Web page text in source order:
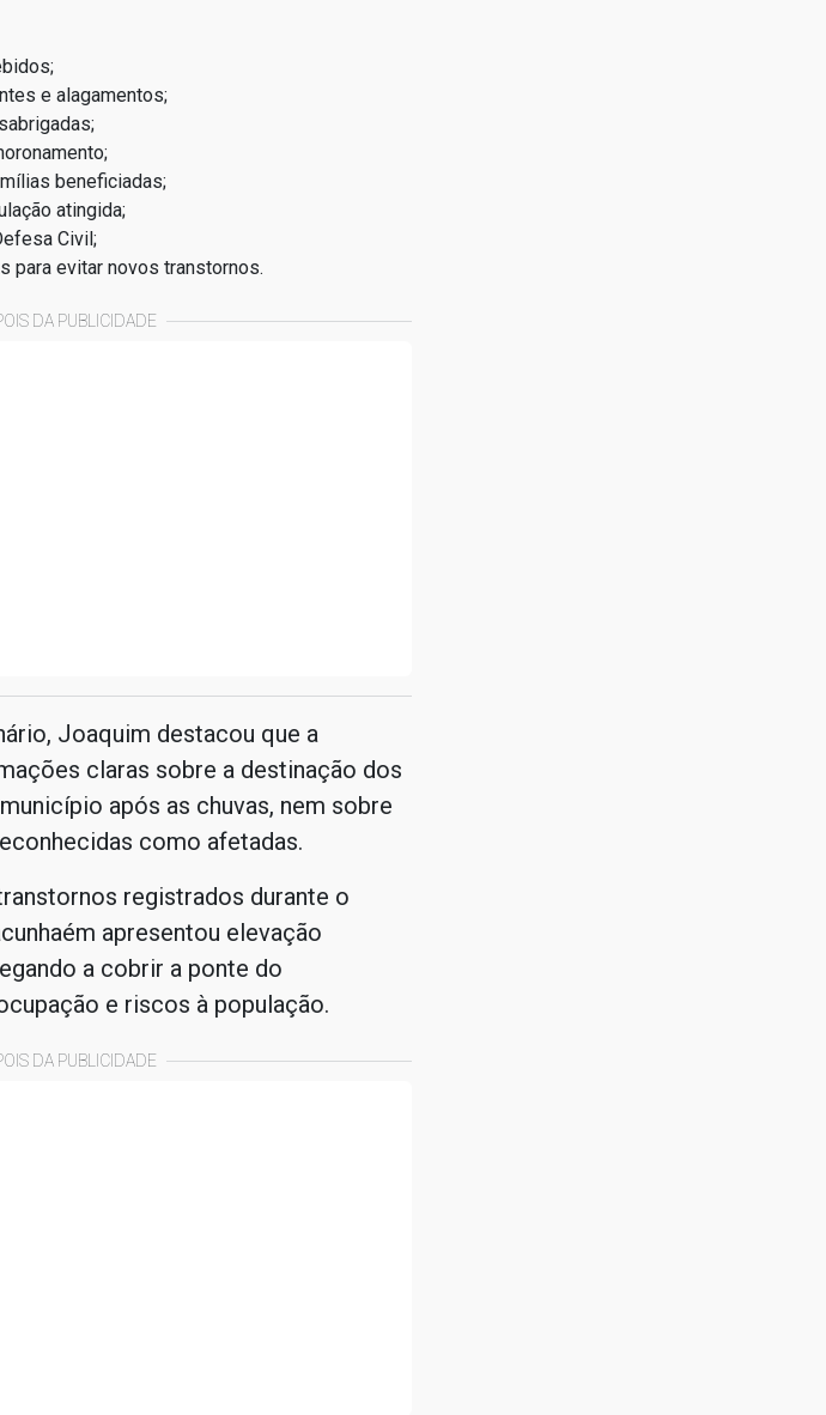
e alagamentos;
beneficiadas;
atingida;
Civil;
para evitar novos transtornos.
DA PUBLICIDADE
Joaquim destacou que a
claras sobre a destinação dos
após as chuvas, nem sobre
como afetadas.
registrados durante o
apresentou elevação
a cobrir a ponte do
e riscos à população.
DA PUBLICIDADE